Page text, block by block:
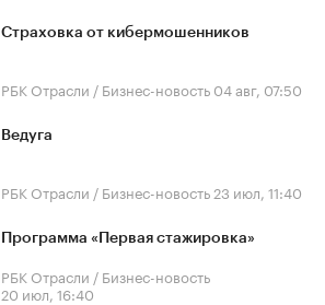
Страховка от кибермошенников
РБК Отрасли / Бизнес-новость 04 авг, 07:50
Ведуга
РБК Отрасли / Бизнес-новость 23 июл, 11:40
Программа «Первая стажировка»
РБК Отрасли / Бизнес-новость
20 июл, 16:40